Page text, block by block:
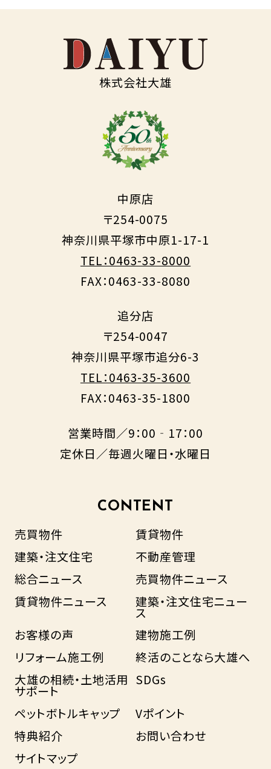
株式会社大雄
中原店
〒254-0075
神奈川県平塚市中原1-17-1
TEL：0463-33-8000
FAX：0463-33-8080
追分店
〒254-0047
神奈川県平塚市追分6-3
TEL：0463-35-3600
FAX：0463-35-1800
営業時間／9：00‐17：00
定休日／毎週火曜日・水曜日
CONTENT
売買物件
賃貸物件
建築・注文住宅
不動産管理
総合ニュース
売買物件ニュース
賃貸物件ニュース
建築・注文住宅ニュー
ス
お客様の声
建物施工例
リフォーム施工例
終活のことなら大雄へ
大雄の相続・土地活用
サポート
SDGs
ペットボトルキャップ
Vポイント
特典紹介
お問い合わせ
サイトマップ